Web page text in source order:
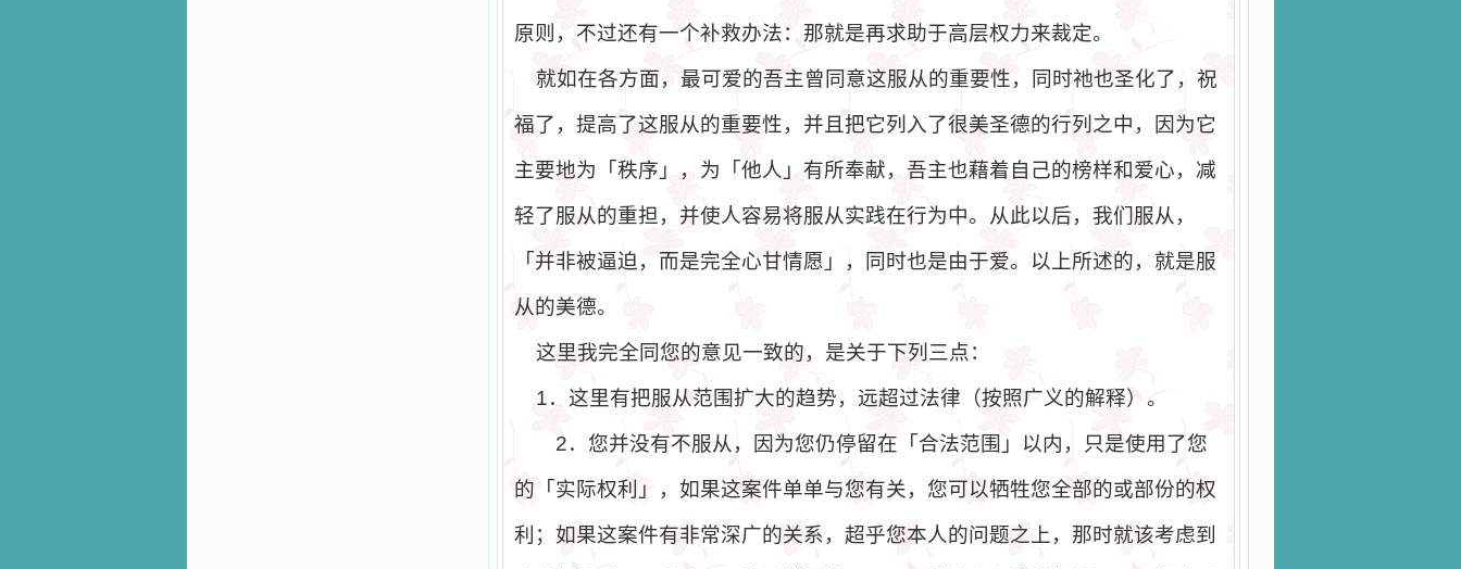
原则，不过还有一个补救办法：那就是再求助于高层权力来裁定。
就如在各方面，最可爱的吾主曾同意这服从的重要性，同时祂也圣化了，祝
福了，提高了这服从的重要性，并且把它列入了很美圣德的行列之中，因为它
主要地为「秩序」，为「他人」有所奉献，吾主也藉着自己的榜样和爱心，减
轻了服从的重担，并使人容易将服从实践在行为中。从此以后，我们服从，
「并非被逼迫，而是完全心甘情愿」，同时也是由于爱。以上所述的，就是服
从的美德。
这里我完全同您的意见一致的，是关于下列三点：
1．这里有把服从范围扩大的趋势，远超过法律（按照广义的解释）。
2．您并没有不服从，因为您仍停留在「合法范围」以内，只是使用了您
的「实际权利」，如果这案件单单与您有关，您可以牺牲您全部的或部份的权
利；如果这案件有非常深广的关系，超乎您本人的问题之上，那时就该考虑到